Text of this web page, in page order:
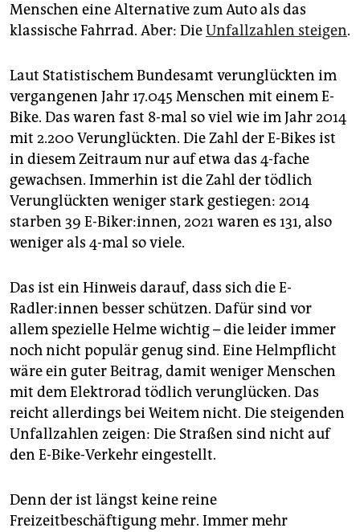
Menschen eine Alternative zum Auto als das
klassische Fahrrad. Aber: DieUnfallzahlen steigen.
Laut Statistischem Bundesamt verunglückten im
vergangenen Jahr 17.045 Menschen mit einem E-
Bike. Das waren fast 8-mal so viel wie im Jahr 2014
mit 2.200 Verunglückten. Die Zahl der E-Bikes ist
in diesem Zeitraum nur auf etwa das 4-fache
gewachsen. Immerhin ist die Zahl der tödlich
Verunglückten weniger stark gestiegen: 2014
starben 39 E-Biker:innen, 2021 waren es 131, also
weniger als 4-mal so viele.
Das ist ein Hinweis darauf, dass sich die E-
Radler:innen besser schützen. Dafür sind vor
allem spezielle Helme wichtig – die leider immer
noch nicht populär genug sind. Eine Helmpflicht
wäre ein guter Beitrag, damit weniger Menschen
mit dem Elektrorad tödlich verunglücken. Das
reicht allerdings bei Weitem nicht. Die steigenden
Unfallzahlen zeigen: Die Straßen sind nicht auf
den E-Bike-Verkehr eingestellt.
Denn der ist längst keine reine
Freizeitbeschäftigung mehr. Immer mehr